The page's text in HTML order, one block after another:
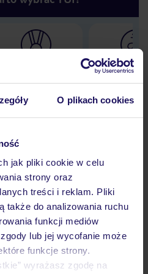
O plikach cookies
jak pliki cookie w celu
strony oraz
treści i reklam. Pliki
także do analizowania ruchu
funkcji mediów
lub jej wycofanie może
funkcje strony.
wyrażasz zgodę na
30 lat w